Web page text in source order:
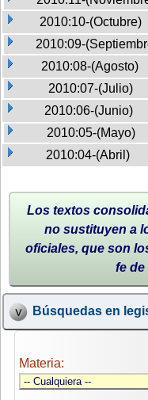
2010:10-(Octubre)
2010:09-
2010:08-(Agosto)
2010:07-(Julio)
2010:06-(Junio)
2010:05-(Mayo)
2010:04-(Abril)
Los textos
no sustituyen a
oficiales, que son
fe
Búsquedas en
Materia: